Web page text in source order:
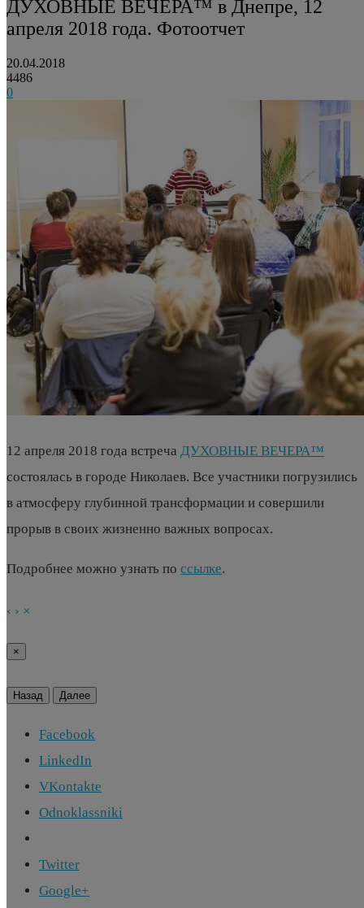
ДУХОВНЫЕ ВЕЧЕРА™ в Днепре, 12
апреля 2018 года. Фотоотчет
20.04.2018
4486
0
12 апреля 2018 года встреча ДУХОВНЫЕ ВЕЧЕРА™
состоялась в городе Николаев. Все участники погрузились
в атмосферу глубинной трансформации и совершили
прорыв в своих жизненно важных вопросах.
Подробнее можно узнать по ссылке.
‹ › ×
×
Назад Далее
Facebook
LinkedIn
VKontakte
Odnoklassniki
Twitter
Google+